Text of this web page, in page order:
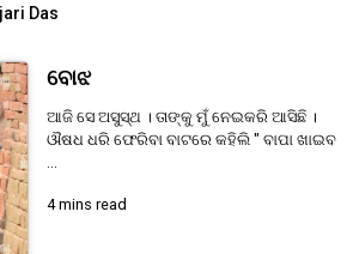
Das
ବୋଝ
ଆଜି ସେ ଅସୁସ୍ଥ । ତାଙ୍କୁ ମୁଁ ନେଇକରି ଆସିଛି ।
ଔଷଧ ଧରି ଫେରିବା ବାଟରେ କହିଲି " ବାପା ଖାଇବ
...
4 mins read